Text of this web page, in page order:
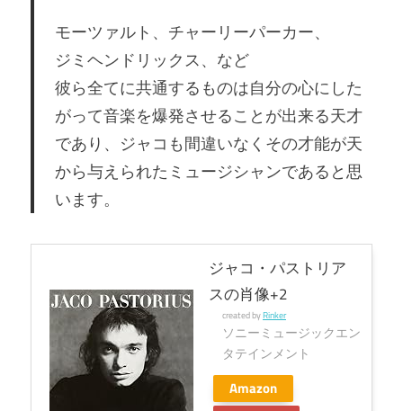
モーツァルト、チャーリーパーカー、
ジミヘンドリックス、など
彼ら全てに共通するものは自分の心にした
がって音楽を爆発させることが出来る天才
であり、ジャコも間違いなくその才能が天
から与えられたミュージシャンであると思
います。
ジャコ・パストリア
スの肖像+2
created byRinker
ソニーミュージックエン
タテインメント
Amazon